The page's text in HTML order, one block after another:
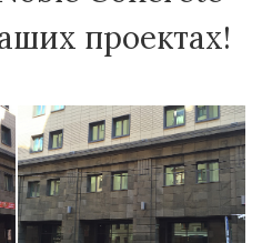
проектах!